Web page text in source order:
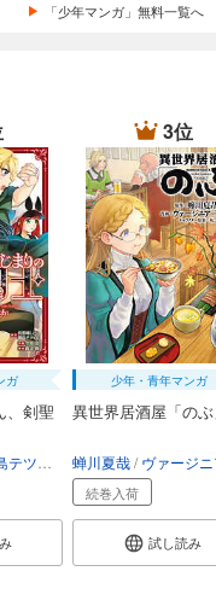
「少年マンガ」無料一覧へ
ガ
、剣聖
ツヒロ 空路恵 渡辺樹
3位
少年・青年マンガ
異世界居酒屋「の
蝉川夏哉 ヴァージニア二
続巻入荷
試し読み